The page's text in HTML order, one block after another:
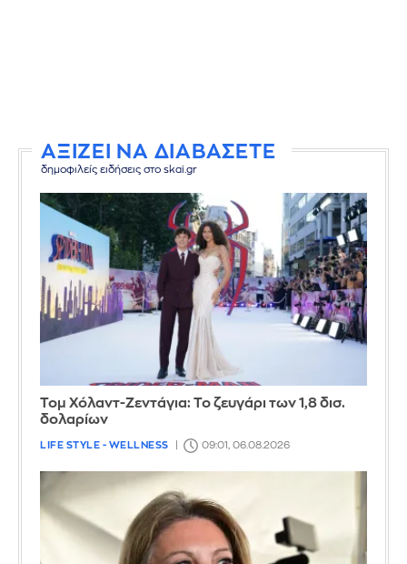
ΑΞΙΖΕΙ ΝΑ ΔΙΑΒΑΣΕΤΕ
δημοφιλείς ειδήσεις στο skai.gr
Τομ Χόλαντ-Ζεντάγια: Το ζευγάρι των 1,8 δισ.
δολαρίων
LIFE STYLE - WELLNESS 09:01, 06.08.2026